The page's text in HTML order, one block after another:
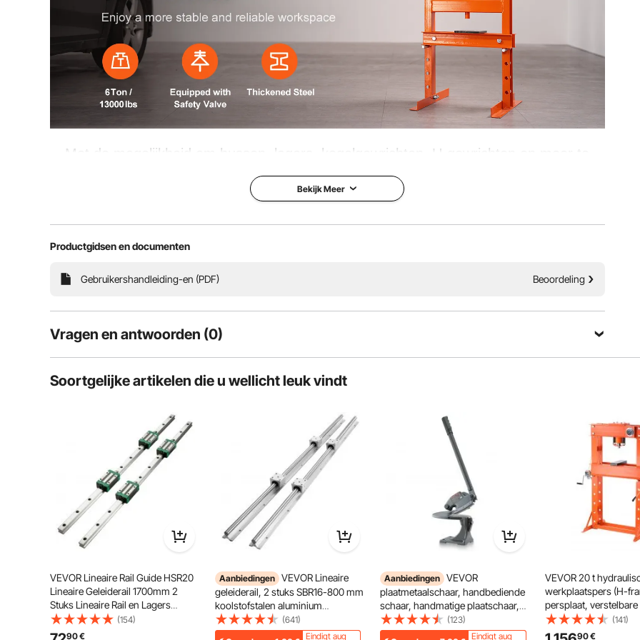
Met de mogelijkheid om bussen, lagers, kogelgewrichten, U-gewrichten en meer te
verwijderen en te installeren, kunt u efficiënter en effectiever werken dan ooit tevoren.
veer van mangaanstaal
Bekijk Meer
Productgidsen en documenten
Gebruikershandleiding-en (PDF) Beoordeling
Vragen en antwoorden (0)
Is het product duurzaam? ...
Soortgelijke artikelen die u wellicht leuk vindt
VEVOR Lineaire Rail Guide HSR20
Lineaire Geleiderail 1700mm 2
Stuks Lineaire Rail en Lagers
Weinig Lawaai Miniatuur Lineaire
Rail voor Automatiserings CNC-
(154)
90€
Aanbiedingen VEVOR Lineaire
geleiderail, 2 stuks SBR16-800 mm
koolstofstalen aluminium
geleiderail met 4 stuks SBR16UU
glijblokken, lineair lagerblok, CNC-
(641)
Eindigt aug
Aanbiedingen VEVOR
plaatmetaalschaar, handbediende
schaar, handmatige plaatschaar,
multifunctionele plaatmetaalschaar,
met robuust stalen frame,
(123)
Eindigt aug
VEVOR 20 t
werkplaatspers (H-
persplaat, verstelbare
pers (max. cilinder 185
driehoekige
(141)
90€